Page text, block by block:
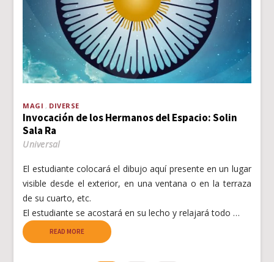
MAGI DIVERSE
Invocación de los Hermanos del Espacio: Solin
Sala Ra
Universal
El estudiante colocará el dibujo aquí presente en un lugar
visible desde el exterior, en una ventana o en la terraza
de su cuarto, etc.
El estudiante se acostará en su lecho y relajará todo …
READ MORE